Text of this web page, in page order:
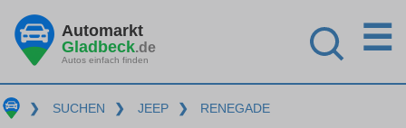
Automarkt
Gladbeck.de
Autos einfach finden
☰
❯ SUCHEN ❯ JEEP ❯ RENEGADE